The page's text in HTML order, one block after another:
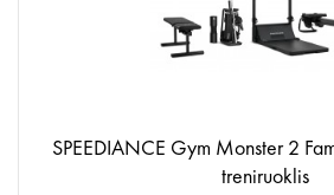
SPEEDIANCE Gym Monster 2
treniruoklis